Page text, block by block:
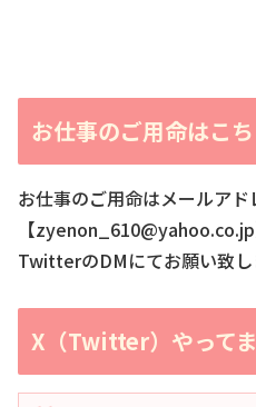
お仕事のご用命はこち
お仕事のご用命はメールアド
【zyenon_610@yahoo.co.jp
TwitterのDMにてお願い致し
X（Twitter）やって